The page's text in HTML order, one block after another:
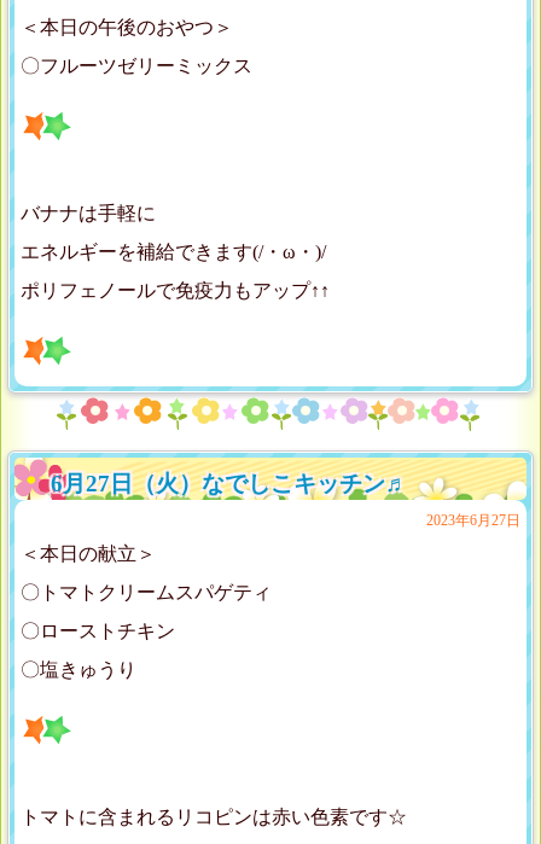
＜本日の午後のおやつ＞
〇フルーツゼリーミックス
バナナは手軽に
エネルギーを補給できます(/・ω・)/
ポリフェノールで免疫力もアップ↑↑
6月27日（火）なでしこキッチン♬
2023年6月27日
＜本日の献立＞
〇トマトクリームスパゲティ
〇ローストチキン
〇塩きゅうり
トマトに含まれるリコピンは赤い色素です☆